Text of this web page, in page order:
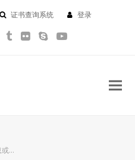
证书查询系统 登录
Tumblr
FlickrSkypeYouTube
或…